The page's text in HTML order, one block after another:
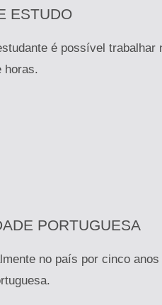
ESTUDO
é possível trabalhar
horas.
PORTUGUESA
no país por cinco